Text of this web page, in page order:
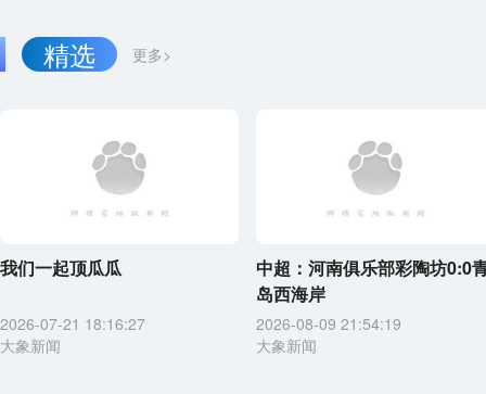
更多>
精选
我们一起顶瓜瓜
2026-07-21 18:16:27
大象新闻
中超：河南俱乐部彩陶坊0:0
岛西海岸
2026-08-09 21:54:19
大象新闻